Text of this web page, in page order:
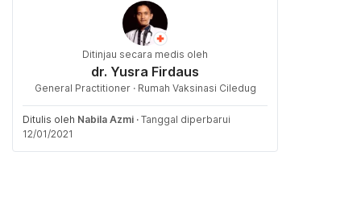
Ditinjau secara medis oleh
dr. Yusra Firdaus
General Practitioner · Rumah Vaksinasi Ciledug
Ditulis oleh Nabila Azmi · Tanggal diperbarui
12/01/2021